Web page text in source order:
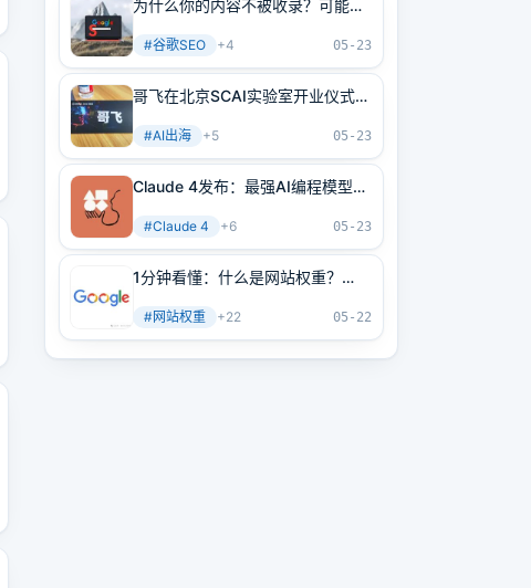
为什么你的内容不被收录？可能是
方法
#谷歌SEO +4 05-23
哥飞在北京SCAI实验室开业仪式上
#AI出海 +5 05-23
Claude 4发布：最强AI编程模型
#Claude 4 +6 05-23
1分钟看懂：什么是网站权重？
南（原创不易）
#网站权重 +22 05-22